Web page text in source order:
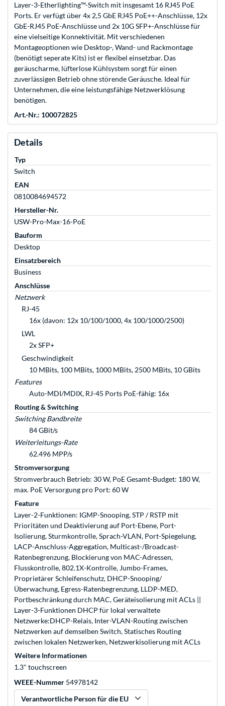
Layer-3-Etherlighting™-Switch mit insgesamt 16 RJ45 PoE
Ports. Er verfügt über 4x 2,5 GbE RJ45 PoE++-Anschlüsse, 12x
GbE-RJ45 PoE-Anschlüsse und 2x 10G SFP+-Anschlüsse für
eine vielseitige Konnektivität. Mit verschiedenen
Montageoptionen wie Desktop-, Wand- und Rackmontage
(benötigt seperate Kits) ist er flexibel einsetzbar. Das
geräuscharme, lüfterlose Kühlsystem sorgt für einen
zuverlässigen Betrieb ohne störende Geräusche. Ideal für
Unternehmen, die eine leistungsfähige Netzwerklösung
benötigen.
Art.-Nr.: 100072825
Details
Typ
Switch
EAN
0810084694572
Hersteller-Nr.
USW-Pro-Max-16-PoE
Bauform
Desktop
Einsatzbereich
Business
Anschlüsse
Netzwerk
RJ-45
16x (davon: 12x 10/100/1000, 4x 100/1000/2500)
LWL
2x SFP+
Geschwindigkeit
10 MBits, 100 MBits, 1000 MBits, 2500 MBits, 10 GBits
Features
Auto-MDI/MDIX, RJ-45 Ports PoE-fähig: 16x
Routing & Switching
Switching Bandbreite
84 GBit/s
Weiterleitungs-Rate
62.496 MPP/s
Stromversorgung
Stromverbrauch Betrieb: 30 W, PoE Gesamt-Budget: 180 W,
max. PoE Versorgung pro Port: 60 W
Feature
Layer-2-Funktionen: IGMP-Snooping, STP / RSTP mit
Prioritäten und Deaktivierung auf Port-Ebene, Port-
Isolierung, Sturmkontrolle, Sprach-VLAN, Port-Spiegelung,
LACP-Anschluss-Aggregation, Multicast-/Broadcast-
Ratenbegrenzung, Blockierung von MAC-Adressen,
Flusskontrolle, 802.1X-Kontrolle, Jumbo-Frames,
Proprietärer Schleifenschutz, DHCP-Snooping/
Überwachung, Egress-Ratenbegrenzung, LLDP-MED,
Portbeschränkung durch MAC, Geräteisolierung mit ACLs ||
Layer-3-Funktionen DHCP für lokal verwaltete
Netzwerke:DHCP-Relais, Inter-VLAN-Routing zwischen
Netzwerken auf demselben Switch, Statisches Routing
zwischen lokalen Netzwerken, Netzwerkisolierung mit ACLs
Weitere Informationen
1.3" touchscreen
WEEE-Nummer 54978142
Verantwortliche Person für die EU